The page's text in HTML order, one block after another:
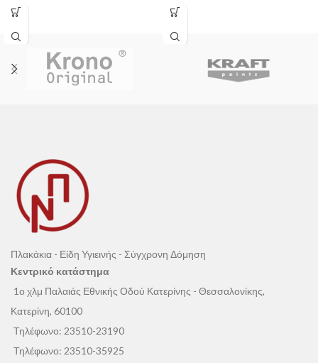
για μπάνιο, κουζίνα και σύγχρονους
εσωτερικούς χώρους.
📞 Επικοινωνήστε μαζί
μας - Εξυπηρέτηση
Πελατών
Η τιμή συσκευασίας αντιστοιχεί σε
ιδανικό για μπάνιο, κουζίνα και
σύγχρονους εσωτερικούς χώρους.
📞 Επικοινωνήστε μαζί
Πελατών
Η τιμή συσκευασίας αντιστοιχεί σε
Πλακάκια - Είδη Υγιεινής - Σύγχρονη Δόμηση
Κεντρικό κατάστημα
1ο χλμ Παλαιάς Εθνικής Οδού Κατερίνης - Θεσσαλονίκης,
Κατερίνη, 60100
Τηλέφωνο: 23510-23190
Τηλέφωνο: 23510-35925